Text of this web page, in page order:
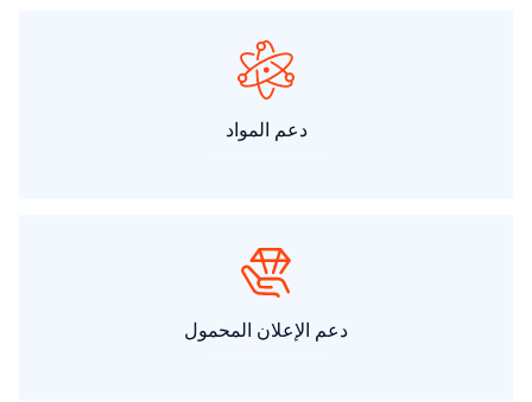
دعم المواد
دعم الإعلان المحمول